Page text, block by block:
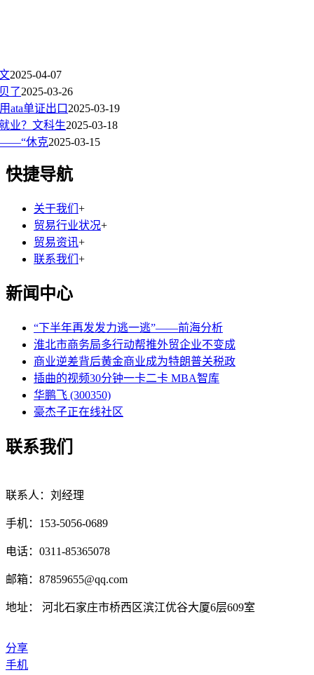
2025-04-07
了2025-03-26
ata单证出口 2025-03-19
业？文科生2025-03-18
——“休克2025-03-15
快捷导航
关于我们 +
贸易行业状况+
贸易资讯+
联系我们 +
新闻中心
“下半年再发发力逃一逃”——前海分析
淮北市商务局多行动帮推外贸企业不变成
商业逆差背后黄金商业成为特朗普关税政
插曲的视频30分钟一卡二卡 MBA智库
华鹏飞 (300350)
豪杰子正在线社区
联系我们
联系人：刘经理
手机：153-5056-0689
电话：0311-85365078
邮箱：87859655@qq.com
地址： 河北石家庄市桥西区滨江优谷大厦6层609室
分享
手机